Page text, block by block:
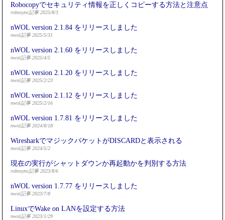
Robocopyでセキュリティ情報を正しくコピーする方法と注意点
robosync記事 2025/8/3
nWOL version 2.1.84 をリリースしました
nwol記事 2025/5/31
nWOL version 2.1.60 をリリースしました
nwol記事 2025/4/5
nWOL version 2.1.20 をリリースしました
nwol記事 2025/2/23
nWOL version 2.1.12 をリリースしました
nwol記事 2025/2/16
nWOL version 1.7.81 をリリースしました
nwol記事 2024/8/18
WiresharkでマジックパケットがDISCARDと表示される
nwol記事 2024/5/2
現在の実行がシャットダウンか再起動かを判別する方法
robosync記事 2023/8/6
nWOL version 1.7.77 をリリースしました
nwol記事 2023/7/8
LinuxでWake on LANを設定する方法
nwol記事 2023/1/29